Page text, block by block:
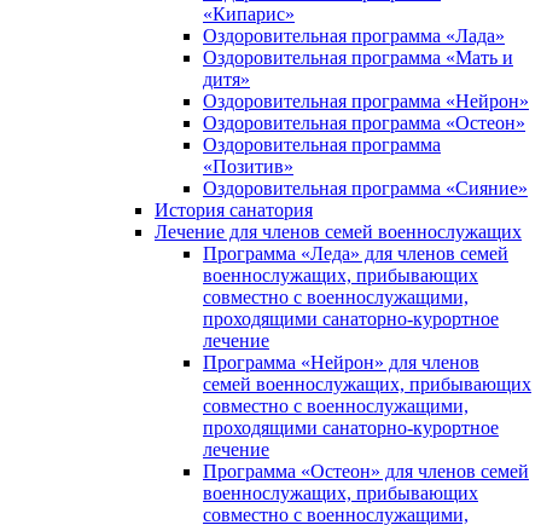
«Кипарис»
Оздоровительная программа «Лада»
Оздоровительная программа «Мать и
дитя»
Оздоровительная программа «Нейрон»
Оздоровительная программа «Остеон»
Оздоровительная программа
«Позитив»
Оздоровительная программа «Сияние»
История санатория
Лечение для членов семей военнослужащих
Программа «Леда» для членов семей
военнослужащих, прибывающих
совместно с военнослужащими,
проходящими санаторно-курортное
лечение
Программа «Нейрон» для членов
семей военнослужащих, прибывающих
совместно с военнослужащими,
проходящими санаторно-курортное
лечение
Программа «Остеон» для членов семей
военнослужащих, прибывающих
совместно с военнослужащими,